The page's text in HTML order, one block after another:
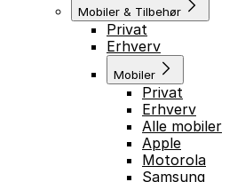
Mobiler & Tilbehør
Privat
Erhverv
Mobiler
Privat
Erhverv
Alle mobiler
Apple
Motorola
Samsung